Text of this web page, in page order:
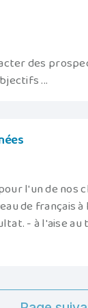
des
...
l'un de nos
de français
- à l'aise au